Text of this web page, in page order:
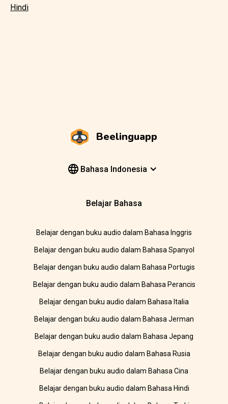
Hindi
Beelinguapp
Bahasa Indonesia
Belajar Bahasa
Belajar dengan buku audio dalam Bahasa Inggris
Belajar dengan buku audio dalam Bahasa Spanyol
Belajar dengan buku audio dalam Bahasa Portugis
Belajar dengan buku audio dalam Bahasa Perancis
Belajar dengan buku audio dalam Bahasa Italia
Belajar dengan buku audio dalam Bahasa Jerman
Belajar dengan buku audio dalam Bahasa Jepang
Belajar dengan buku audio dalam Bahasa Rusia
Belajar dengan buku audio dalam Bahasa Cina
Belajar dengan buku audio dalam Bahasa Hindi